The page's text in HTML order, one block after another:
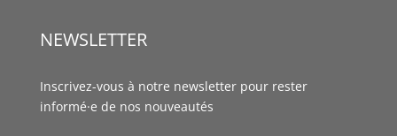
NEWSLETTER
Inscrivez-vous à notre newsletter pour rester
informé·e de nos nouveautés